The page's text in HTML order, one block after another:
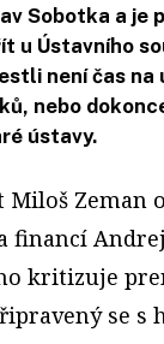
Sobotka a je
u Ústavního
není čas na
nebo
ústavy.
Miloš Zeman
financí
kritizuje
se s